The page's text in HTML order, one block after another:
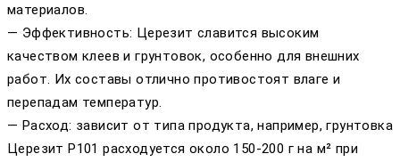
материалов.
— Эффективность: Церезит славится высоким
качеством клеев и грунтовок, особенно для внешних
работ. Их составы отлично противостоят влаге и
перепадам температур.
— Расход: зависит от типа продукта, например, грунтовка
Церезит P101 расходуется около 150-200 г на м² при